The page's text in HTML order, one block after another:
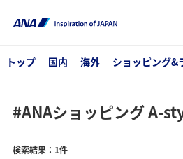
トップ 国内 海外 ショッピング&
#ANAショッピング A-
検索結果：1件